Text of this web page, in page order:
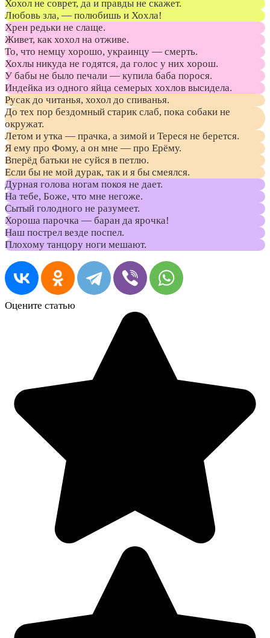
Хохол не соврет, да и правды не скажет.
Любовь зла, — полюбишь и Хохла!
Хрен редьки не слаще.
Живет, как хохол на отживе.
То, что немцу хорошо, украинцу — смерть.
Хохлы никуда не годятся, да голос у них хорош.
У бабы не было печали — купила баба порося.
Индейка из одного яйца семерых хохлов высидела.
Русак до читанья, хохол до спиванья.
До тех пор бездомный старик слаб, пока собаки не
окружат.
Летом и утка — прачка, а зимой и Тереся не берется.
Я ему про Фому, а он мне — про Ерёму.
Вперёд батьки не суйся в петлю.
Если бы не мой дурак, так и я бы смеялся.
Дурная голова ногам покоя не дает.
На тебе, Боже, что мне негоже.
Сытый голодного не разумеет.
Хороша парочка — баран да ярочка!
Наш пострел везде поспел.
Плохому танцору ноги мешают.
Оцените статью